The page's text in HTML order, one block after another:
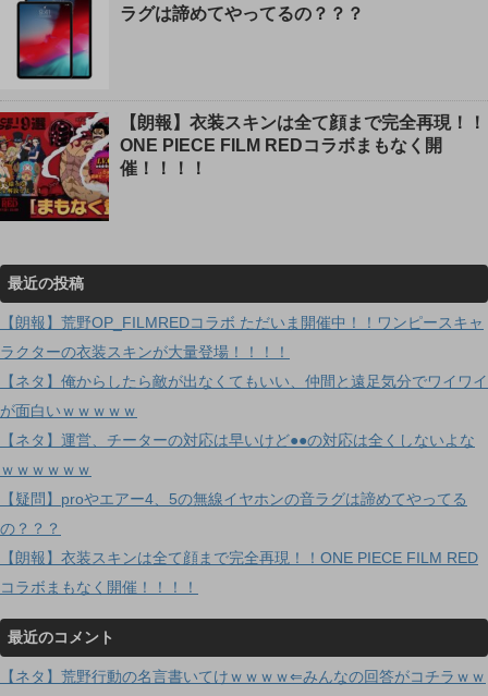
ラグは諦めてやってるの？？？
【朗報】衣装スキンは全て顔まで完全再現！！
ONE PIECE FILM REDコラボまもなく開
催！！！！
最近の投稿
【朗報】荒野OP_FILMREDコラボ ただいま開催中！！ワンピースキャ
ラクターの衣装スキンが大量登場！！！！
【ネタ】俺からしたら敵が出なくてもいい、仲間と遠足気分でワイワイ
が面白いｗｗｗｗｗ
【ネタ】運営、チーターの対応は早いけど●●の対応は全くしないよな
ｗｗｗｗｗｗ
【疑問】proやエアー4、5の無線イヤホンの音ラグは諦めてやってる
の？？？
【朗報】衣装スキンは全て顔まで完全再現！！ONE PIECE FILM RED
コラボまもなく開催！！！！
最近のコメント
【ネタ】荒野行動の名言書いてけｗｗｗｗ⇐みんなの回答がコチラｗｗ